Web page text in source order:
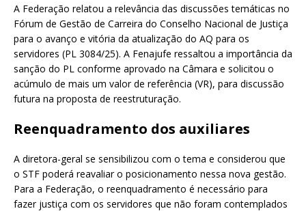
A Federação relatou a relevância das discussões temáticas no
Fórum de Gestão de Carreira do Conselho Nacional de Justiça
para o avanço e vitória da atualização do AQ para os
servidores (PL 3084/25). A Fenajufe ressaltou a importância da
sanção do PL conforme aprovado na Câmara e solicitou o
acúmulo de mais um valor de referência (VR), para discussão
futura na proposta de reestruturação.
Reenquadramento dos auxiliares
A diretora-geral se sensibilizou com o tema e considerou que
o STF poderá reavaliar o posicionamento nessa nova gestão.
Para a Federação, o reenquadramento é necessário para
fazer justiça com os servidores que não foram contemplados